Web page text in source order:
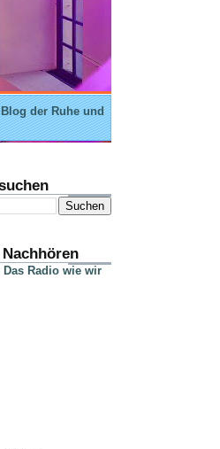
der Ruhe und
Das Radio wie wir